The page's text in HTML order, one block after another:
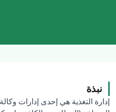
نبذة
إدارة التغذية هي إحدى إدارات